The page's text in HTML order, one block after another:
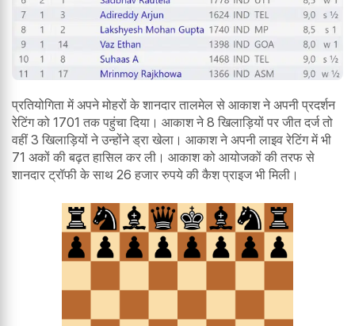
प्रतियोगिता में अपने मोहरों के शानदार तालमेल से आकाश ने अपनी प्रदर्शन
रेटिंग को 1701 तक पहुंचा दिया। आकाश ने 8 खिलाड़ियों पर जीत दर्ज तो
वहीं 3 खिलाड़ियों ने उन्होंने ड्रा खेला। आकाश ने अपनी लाइव रेटिंग में भी
71 अकों की बढ़त हासिल कर ली। आकाश को आयोजकों की तरफ से
शानदार ट्रॉफी के साथ 26 हजार रुपये की कैश प्राइज भी मिली।